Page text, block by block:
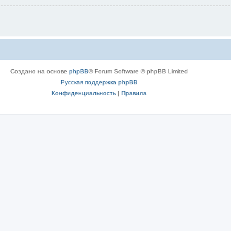
Создано на основе phpBB® Forum Software © phpBB Limited
Русская поддержка phpBB
Конфиденциальность| Правила